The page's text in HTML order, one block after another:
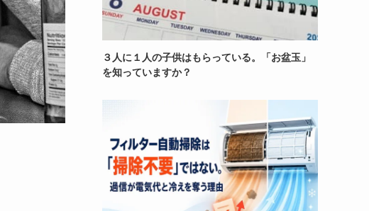
３人に１人の子供はもらっている。「お盆玉」
を知っていますか？